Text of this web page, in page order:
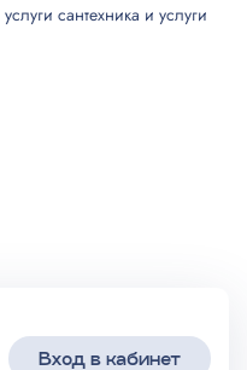
услуги сантехника и услуги
Вход в кабинет